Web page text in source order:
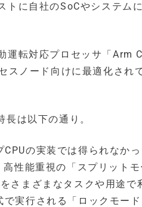
トに自社のSoCやシステム
運転対応プロセッサ「Arm
スノード向けに最適化さ
は以下の通り。
の実装では得られなか
性能重視の「スプリット
さまざまなタスクや用途で
で実行される「ロックモー